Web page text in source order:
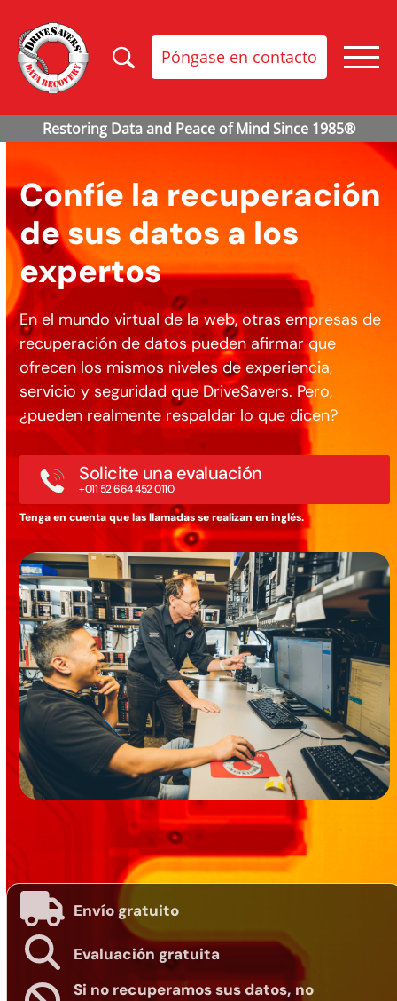
Póngase en contacto
Confíe la recuperación
de sus datos a los
expertos
En el mundo virtual de la web, otras empresas de
recuperación de datos pueden afirmar que
ofrecen los mismos niveles de experiencia,
servicio y seguridad que DriveSavers. Pero,
¿pueden realmente respaldar lo que dicen?
Solicite una evaluación
+011 52 664 452 0110
Tenga en cuenta que las llamadas se realizan en inglés.
Envío gratuito
Evaluación gratuita
Si no recuperamos sus datos, no